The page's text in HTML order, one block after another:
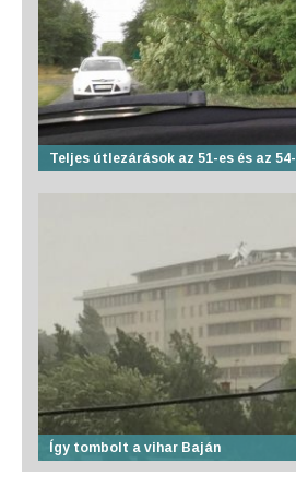
Teljes útlezárások az 51-es és az
Így tombolt a vihar Baján